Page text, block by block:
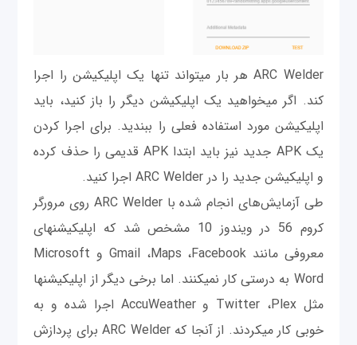
ARC Welder هر بار می‎تواند تنها یک اپلیکیشن را اجرا
کند. اگر می‎خواهید یک اپلیکیشن دیگر را باز کنید، باید
اپلیکیشن مورد استفاده فعلی را ببندید. برای اجرا کردن
یک APK جدید نیز باید ابتدا APK قدیمی‎ را حذف کرده
و اپلیکیشن جدید را در ARC Welder اجرا کنید.
طی آزمایش‌های انجام شده با ARC Welder روی مرورگر
کروم 56 در ویندوز 10 مشخص شد که اپلیکیشن‎های
معروفی مانند Gmail ،Maps ،Facebook و Microsoft
Word به درستی کار نمی‎کنند. اما برخی دیگر از اپلیکیشن‎ها
مثل Twitter ،Plex و AccuWeather اجرا شده و به
خوبی کار می‎کردند. از آنجا که ARC Welder برای پردازش